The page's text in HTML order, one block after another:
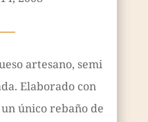
artesano, semi
Elaborado con
único rebaño de